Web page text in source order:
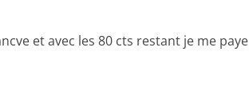
et avec les 80 cts restant je me paye